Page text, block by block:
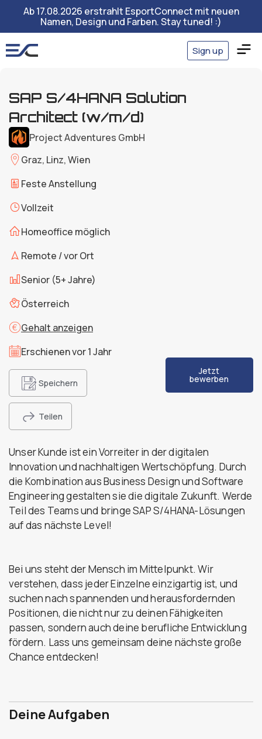
Ab 17.08.2026 erstrahlt EsportConnect mit neuen
Namen, Design und Farben. Stay tuned! :)
Sign up
SAP S/4HANA Solution
Architect (w/m/d)
Project Adventures GmbH
Graz, Linz, Wien
Feste Anstellung
Vollzeit
Homeoffice möglich
Remote / vor Ort
Senior (5+ Jahre)
Österreich
Gehalt anzeigen
Erschienen vor 1 Jahr
Speichern
Teilen
Jetzt
bewerben
Unser Kunde ist ein Vorreiter in der digitalen
Innovation und nachhaltigen Wertschöpfung. Durch
die Kombination aus Business Design und Software
Engineering gestalten sie die digitale Zukunft. Werde
Teil des Teams und bringe SAP S/4HANA-Lösungen
auf das nächste Level!
Bei uns steht der Mensch im Mittelpunkt. Wir
verstehen, dass jeder Einzelne einzigartig ist, und
suchen nach spannenden und herausfordernden
Positionen, die nicht nur zu deinen Fähigkeiten
passen, sondern auch deine berufliche Entwicklung
fördern. Lass uns gemeinsam deine nächste große
Chance entdecken!
Deine Aufgaben